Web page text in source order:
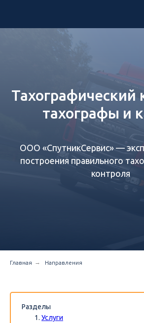
Тахографический
тахографы и
ООО «СпутникСервис» —
построения правильного
контроля
Главная → Направления
Разделы
Услуги